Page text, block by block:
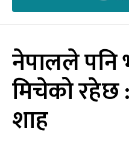
नेपालले पनि
मिचेको रहेछ :
शाह